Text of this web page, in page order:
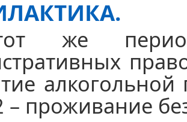
же
– проживание